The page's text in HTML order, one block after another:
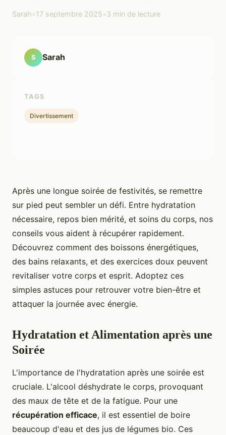
Sarah•17 septembre 2025•3 min de lecture
Après une longue soirée de festivités, se remettre
sur pied peut sembler un défi. Entre hydratation
nécessaire, repos bien mérité, et soins du corps, nos
conseils vous aident à récupérer rapidement.
Découvrez comment des boissons énergétiques,
des bains relaxants, et des exercices doux peuvent
revitaliser votre corps et esprit. Adoptez ces
simples astuces pour retrouver votre bien-être et
attaquer la journée avec énergie.
Hydratation et Alimentation après une
Soirée
L'importance de l'hydratation après une soirée est
cruciale. L'alcool déshydrate le corps, provoquant
des maux de tête et de la fatigue. Pour une
récupération efficace, il est essentiel de boire
beaucoup d'eau et des jus de légumes bio. Ces
S Sarah
TAGS
Divertissement